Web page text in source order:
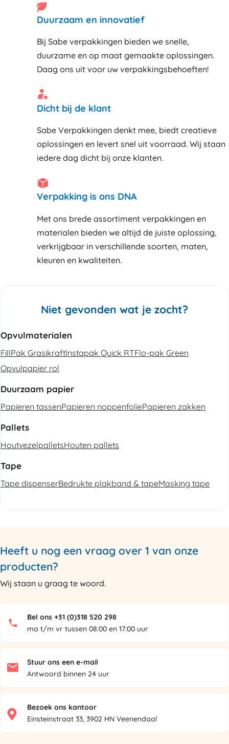
Duurzaam en innovatief
Bij Sabe verpakkingen bieden we snelle,
duurzame en op maat gemaakte oplossingen.
Daag ons uit voor uw verpakkingsbehoeften!
Dicht bij de klant
Sabe Verpakkingen denkt mee, biedt creatieve
oplossingen en levert snel uit voorraad. Wij staan
iedere dag dicht bij onze klanten
Verpakking is ons DNA
Met ons brede assortiment verpakkingen en
materialen bieden we altijd de juiste oplossing,
verkrijgbaar in verschillende soorten, maten,
kleuren en kwaliteiten.
Niet gevonden wat je zocht?
Opvulmaterialen
FillPak GrasikraftInstapak Quick RTFlo-pak Green
Opvulpapier rol
Duurzaam papier
Papieren tassenPapieren noppenfoliePapieren zakken
Pallets
HoutvezelpalletsHouten pallets
Tape
Tape dispenserBedrukte plakband & tapeMasking tape
Heeft u nog een vraag over 1 van onze
producten?
Wij staan u graag te woord.
Bel ons +31 (0)318 520 298
ma t/m vr tussen 08:00 en 17:00 uur
Stuur ons een e-mail
Antwoord binnen 24 uur
Bezoek ons kantoor
Einsteinstraat 33, 3902 HN Veenendaal